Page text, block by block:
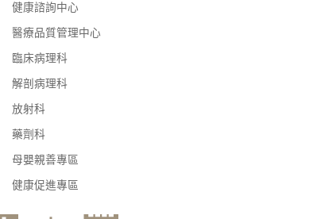
健康諮詢中心
醫療品質管理中心
臨床病理科
解剖病理科
放射科
藥劑科
母嬰親善專區
健康促進專區